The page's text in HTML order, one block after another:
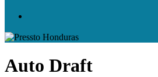
Auto Draft